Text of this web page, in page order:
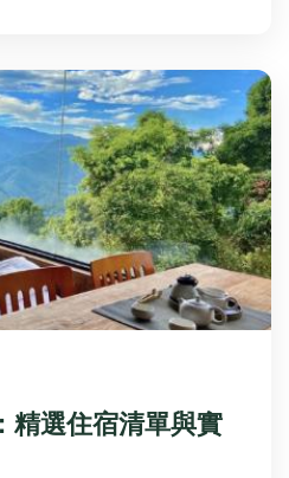
精選住宿清單與實